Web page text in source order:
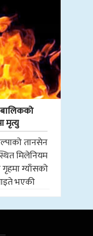
मृत्यु
तानसेन
मिलेनियम
ग्याँसको
भएकी